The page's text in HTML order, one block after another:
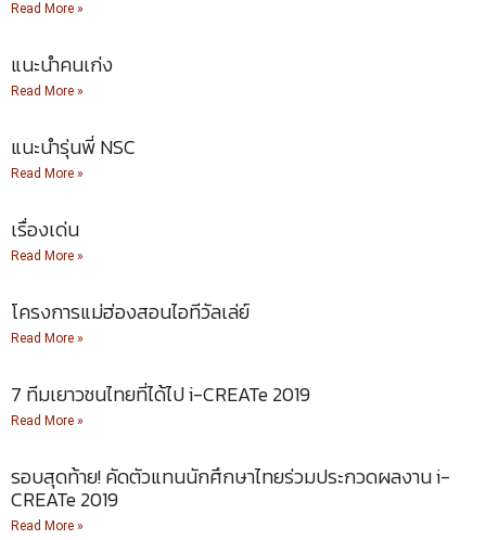
Read More »
แนะนำคนเก่ง
Read More »
แนะนำรุ่นพี่ NSC
Read More »
เรื่องเด่น
Read More »
โครงการแม่ฮ่องสอนไอทีวัลเล่ย์
Read More »
7 ทีมเยาวชนไทยที่ได้ไป i-CREATe 2019
Read More »
รอบสุดท้าย! คัดตัวแทนนักศึกษาไทยร่วมประกวดผลงาน i-
CREATe 2019
Read More »